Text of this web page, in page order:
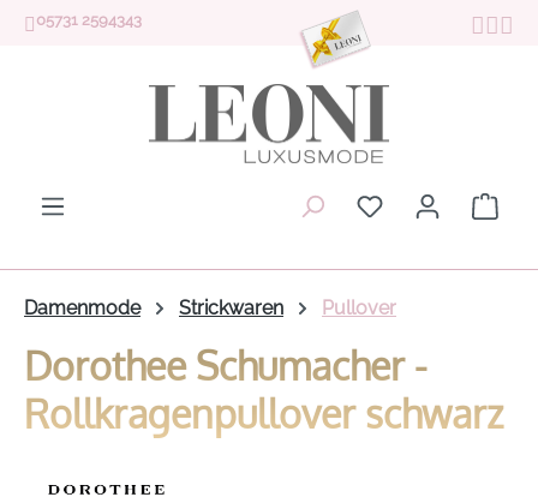
Zum Hauptinhalt springen
05731 2594343
Du hast 0
Damenmode Strickwaren Pullover
Dorothee Schumacher -
Rollkragenpullover schwarz